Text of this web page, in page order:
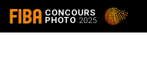
FIBA CONCOURS
PHOTO 2025